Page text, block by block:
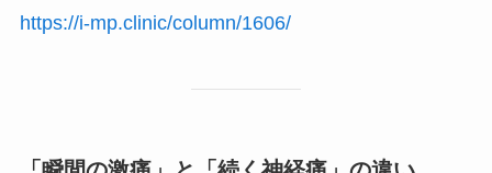
https://i-mp.clinic/column/1606/